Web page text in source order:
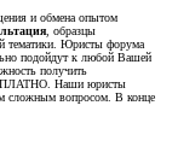
и обмена опытом
, образцы
тематики. Юристы форума
подойдут к любой Вашей
получить
Наши юристы
сложным вопросом. В конце